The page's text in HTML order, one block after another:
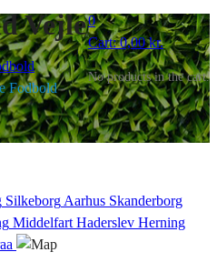
0
Cart:0,00kr.
No products in the cart.
Vejle
Fodbold
Silkeborg Aarhus Skanderborg
Middelfart Haderslev Herning